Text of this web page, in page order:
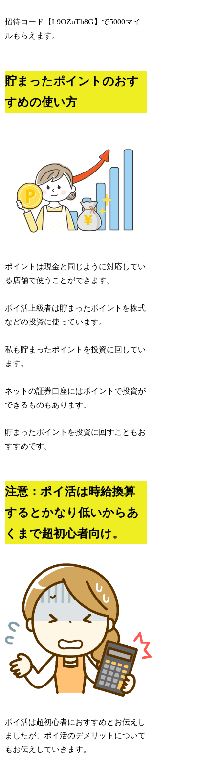
招待コード【L9OZuTh8G】で5000マイ
ルもらえます。
貯まったポイントのおす
すめの使い方
ポイントは現金と同じように対応してい
る店舗で使うことができます。
ポイ活上級者は貯まったポイントを株式
などの投資に使っています。
私も貯まったポイントを投資に回してい
ます。
ネットの証券口座にはポイントで投資が
できるものもあります。
貯まったポイントを投資に回すこともお
すすめです。
注意：ポイ活は時給換算
するとかなり低いからあ
くまで超初心者向け。
ポイ活は超初心者におすすめとお伝えし
ましたが、ポイ活のデメリットについて
もお伝えしていきます。